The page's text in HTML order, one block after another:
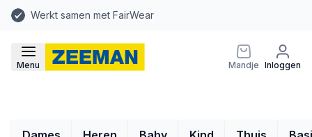
Werkt samen met FairWear
Menu Mandje Inloggen